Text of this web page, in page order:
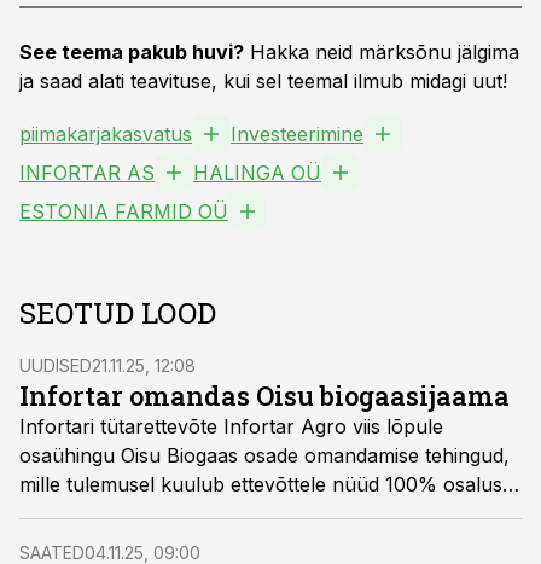
See teema pakub huvi? Hakka neid märksõnu jälgima
ja saad alati teavituse, kui sel teemal ilmub midagi uut!
piimakarjakasvatus
Investeerimine
INFORTAR AS
HALINGA OÜ
ESTONIA FARMID OÜ
SEOTUD LOOD
UUDISED21.11.25, 12:08
Infortar omandas Oisu biogaasijaama
Infortari tütarettevõte Infortar Agro viis lõpule
osaühingu Oisu Biogaas osade omandamise tehingud,
mille tulemusel kuulub ettevõttele nüüd 100% osalus
biogaasiettevõttes.
SAATED04.11.25, 09:00